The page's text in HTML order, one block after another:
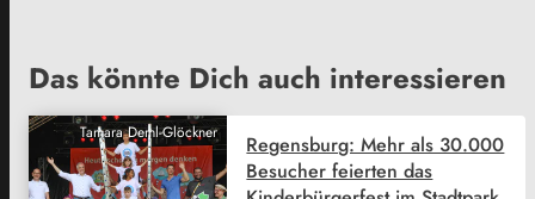
Das könnte Dich auch interessieren
Tamara Deml-Glöckner
Regensburg: Mehr als 30.000
Besucher feierten das